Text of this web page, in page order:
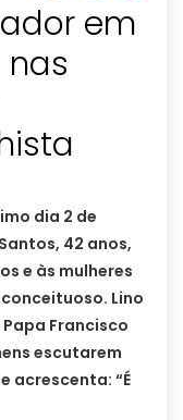
em
dia 2 de
42 anos,
e às mulheres
Lino
Francisco
escutarem
acrescenta: “É